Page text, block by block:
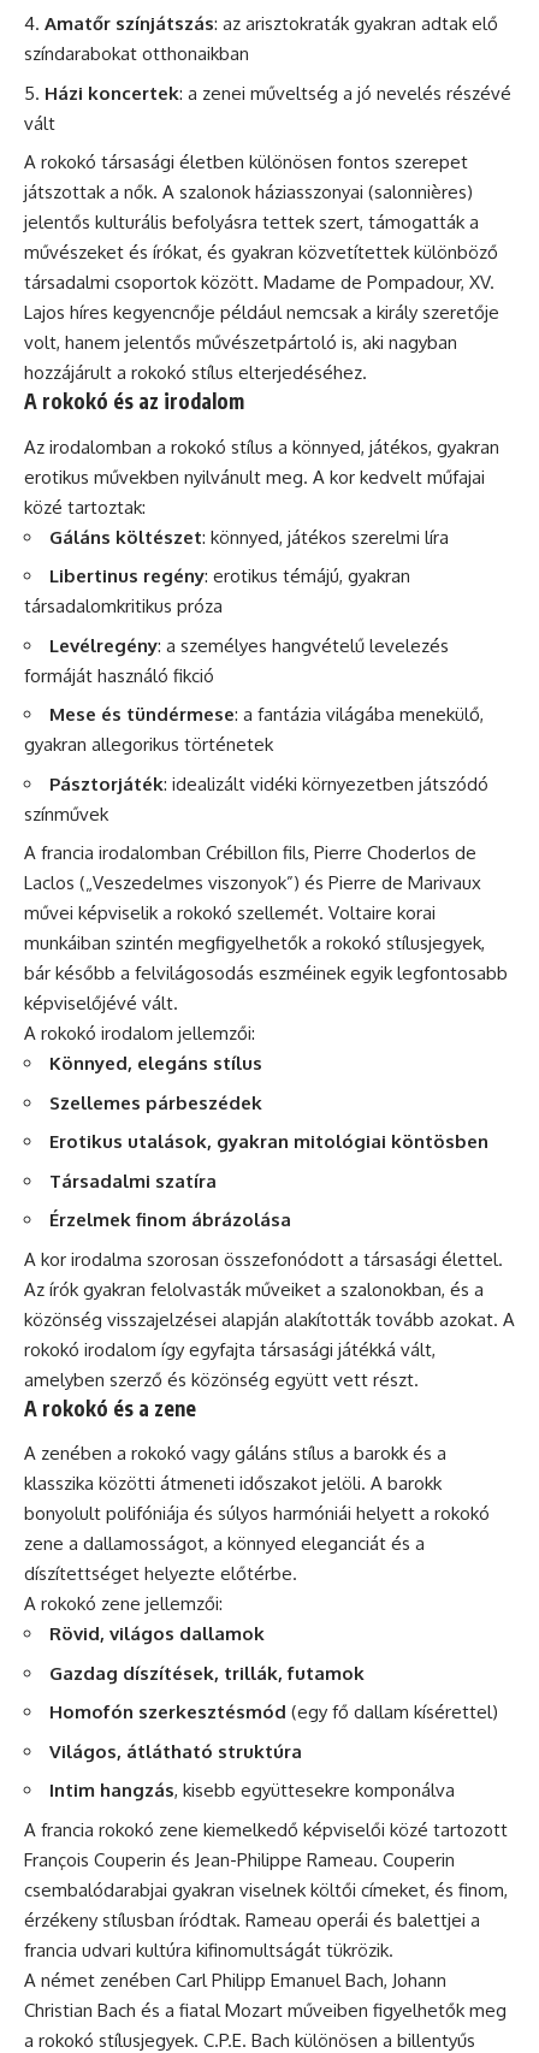
Amatőr színjátszás: az arisztokraták gyakran adtak elő
színdarabokat otthonaikban
Házi koncertek: a zenei műveltség a jó nevelés részévé
vált
A rokokó társasági életben különösen fontos szerepet
játszottak a nők. A szalonok háziasszonyai (salonnières)
jelentős kulturális befolyásra tettek szert, támogatták a
művészeket és írókat, és gyakran közvetítettek különböző
társadalmi csoportok között. Madame de Pompadour, XV.
Lajos híres kegyencnője például nemcsak a király szeretője
volt, hanem jelentős művészetpártoló is, aki nagyban
hozzájárult a rokokó stílus elterjedéséhez.
A rokokó és az irodalom
Az irodalomban a rokokó stílus a könnyed, játékos, gyakran
erotikus művekben nyilvánult meg. A kor kedvelt műfajai
közé tartoztak:
Gáláns költészet: könnyed, játékos szerelmi líra
Libertinus regény: erotikus témájú, gyakran
társadalomkritikus próza
Levélregény: a személyes hangvételű levelezés
formáját használó fikció
Mese és tündérmese: a fantázia világába menekülő,
gyakran allegorikus történetek
Pásztorjáték: idealizált vidéki környezetben játszódó
színművek
A francia irodalomban Crébillon fils, Pierre Choderlos de
Laclos („Veszedelmes viszonyok”) és Pierre de Marivaux
művei képviselik a rokokó szellemét. Voltaire korai
munkáiban szintén megfigyelhetők a rokokó stílusjegyek,
bár később a felvilágosodás eszméinek egyik legfontosabb
képviselőjévé vált.
A rokokó irodalom jellemzői:
Könnyed, elegáns stílus
Szellemes párbeszédek
Erotikus utalások, gyakran mitológiai köntösben
Társadalmi szatíra
Érzelmek finom ábrázolása
A kor irodalma szorosan összefonódott a társasági élettel.
Az írók gyakran felolvasták műveiket a szalonokban, és a
közönség visszajelzései alapján alakították tovább azokat. A
rokokó irodalom így egyfajta társasági játékká vált,
amelyben szerző és közönség együtt vett részt.
A rokokó és a zene
A zenében a rokokó vagy gáláns stílus a barokk és a
klasszika közötti átmeneti időszakot jelöli. A barokk
bonyolult polifóniája és súlyos harmóniái helyett a rokokó
zene a dallamosságot, a könnyed eleganciát és a
díszítettséget helyezte előtérbe.
A rokokó zene jellemzői:
Rövid, világos dallamok
Gazdag díszítések, trillák, futamok
Homofón szerkesztésmód (egy fő dallam kísérettel)
Világos, átlátható struktúra
Intim hangzás, kisebb együttesekre komponálva
A francia rokokó zene kiemelkedő képviselői közé tartozott
François Couperin és Jean-Philippe Rameau. Couperin
csembalódarabjai gyakran viselnek költői címeket, és finom,
érzékeny stílusban íródtak. Rameau operái és balettjei a
francia udvari kultúra kifinomultságát tükrözik.
A német zenében Carl Philipp Emanuel Bach, Johann
Christian Bach és a fiatal Mozart műveiben figyelhetők meg
a rokokó stílusjegyek. C.P.E. Bach különösen a billentyűs